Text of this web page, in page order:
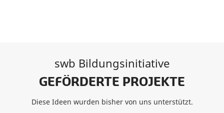
swb Bildungsinitiative
GEFÖRDERTE PROJEKTE
Diese Ideen wurden bisher von uns unterstützt.